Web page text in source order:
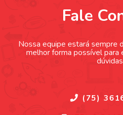
Fale
Nossa equipe estará sempre
melhor forma possível para
(75)